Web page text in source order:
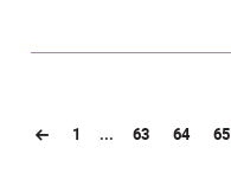
1 ... 63 64 65